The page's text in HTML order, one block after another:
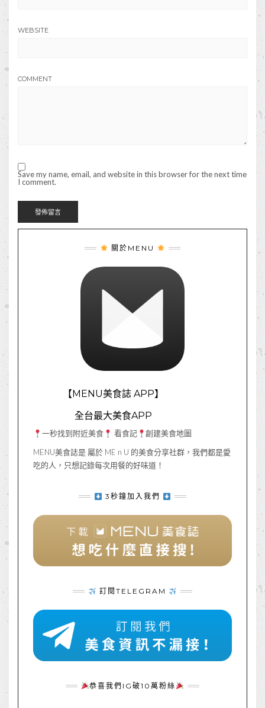
WEBSITE
COMMENT
Save my name, email, and website in this browser for the next time
I comment.
關於MENU
【MENU美食誌 APP】
全台最大美食APP
一秒找到附近美食 看食記
創建美食地圖
MENU美食誌是 屬於 ME n U 的美食分享社群，我們都是愛
吃的人，只想記錄每次用餐的好味道！
3秒鐘加入我們
訂閱TELEGRAM
恭喜我們IG破10萬粉絲